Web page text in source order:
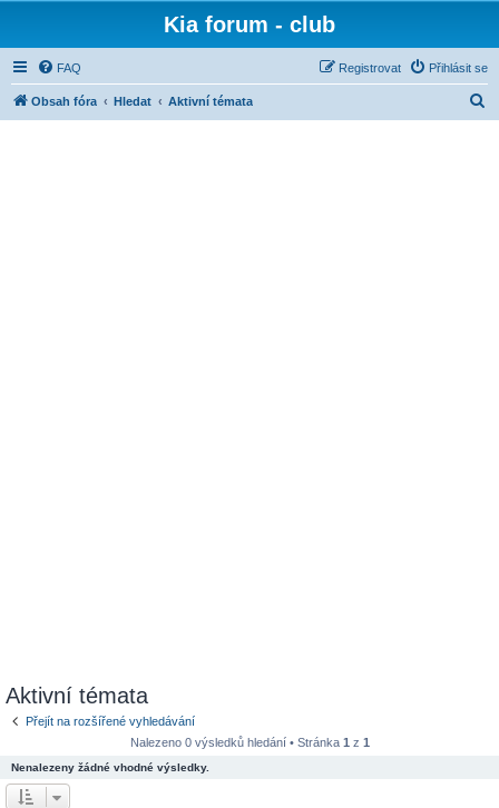
Kia forum - club
FAQ Přihlásit se
Registrovat
Obsah fóra Hledat Aktivní témata
Aktivní témata
Přejít na rozšířené vyhledávání
Nalezeno 0 výsledků hledání • Stránka 1 z 1
Nenalezeny žádné vhodné výsledky.